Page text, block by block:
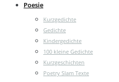
Poesie
Kurzgedichte
Gedichte
Kindergedichte
100 kleine Gedichte
Kurzgeschichten
Poetry Slam Texte